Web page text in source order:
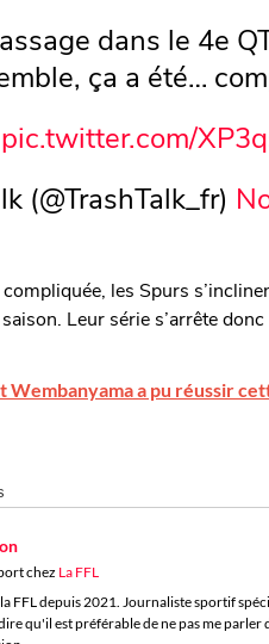
dans le 4e
ça a été…
pic.twitter.com/
(@TrashTalk_fr)
les Spurs
Leur série s’arrête
Wembanyama a pu réussir
chez La FFL
FFL depuis 2021. Journaliste sportif
qu'il est préférable de ne pas me